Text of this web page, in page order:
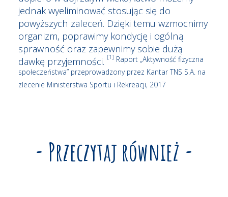
jednak wyeliminować stosując się do
powyższych zaleceń. Dzięki temu wzmocnimy
organizm, poprawimy kondycję i ogólną
sprawność oraz zapewnimy sobie dużą
dawkę przyjemności. [1] Raport „Aktywność fizyczna
społeczeństwa” przeprowadzony przez Kantar TNS S.A. na
zlecenie Ministerstwa Sportu i Rekreacji, 2017
- Przeczytaj również -